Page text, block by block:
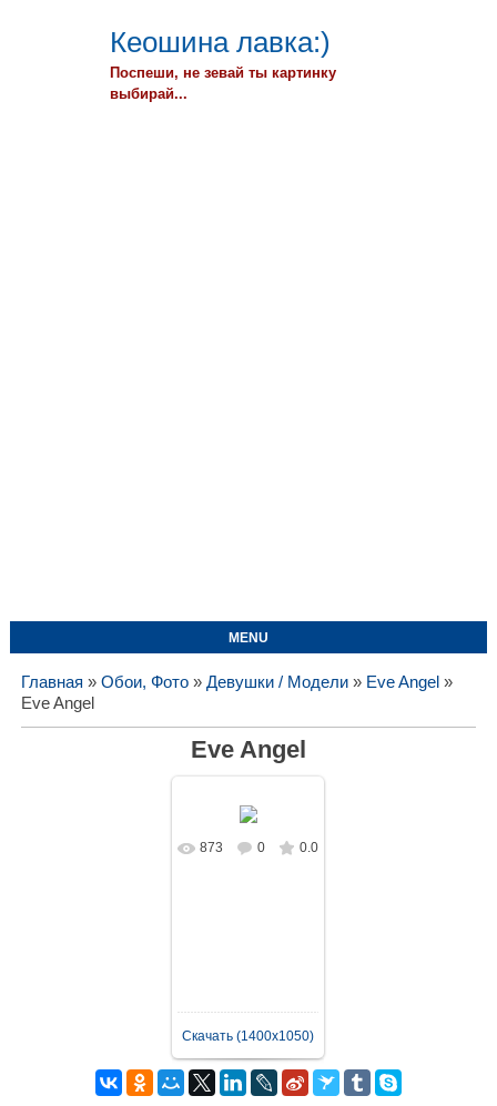
Кеошина лавка:)
Поспеши, не зевай ты картинку
выбирай...
MENU
Главная » Обои, Фото» Девушки / Модели» Eve Angel »
Eve Angel
Eve Angel
В реальном
873 0 0.0
Скачать (1400x1050)